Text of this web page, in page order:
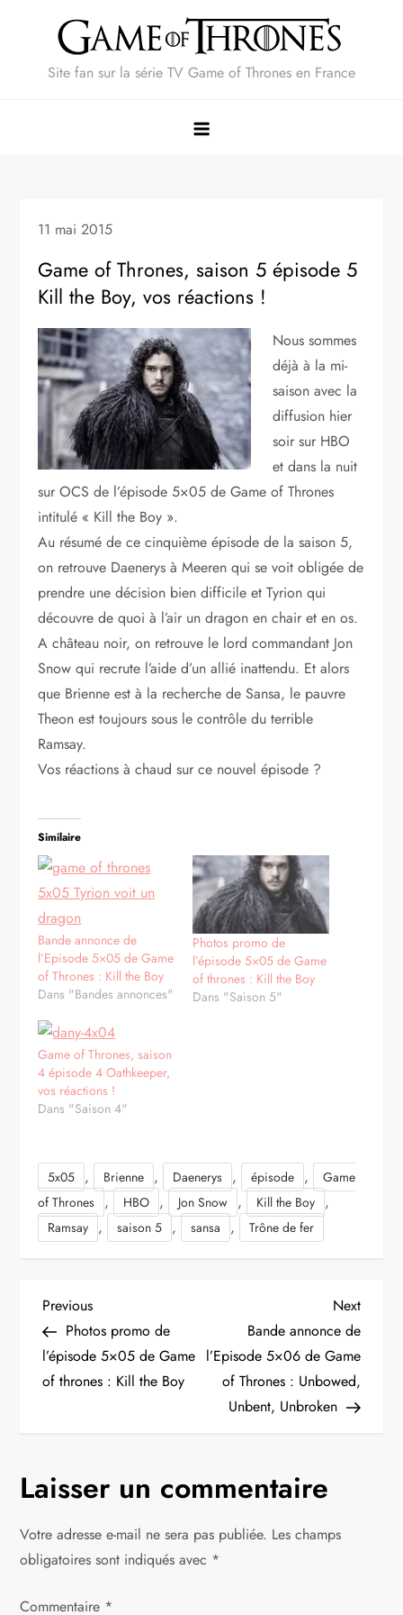
Site fan sur la série TV Game of Thrones en France
11 mai 2015
Game of Thrones, saison 5 épisode 5
Kill the Boy, vos réactions !
Nous sommes
déjà à la mi-
saison avec la
diffusion hier
soir sur HBO
et dans la nuit
sur OCS de l’épisode 5×05 de Game of Thrones
intitulé « Kill the Boy ».
Au résumé de ce cinquième épisode de la saison 5,
on retrouve Daenerys à Meeren qui se voit obligée de
prendre une décision bien difficile et Tyrion qui
découvre de quoi à l’air un dragon en chair et en os.
A château noir, on retrouve le lord commandant Jon
Snow qui recrute l’aide d’un allié inattendu. Et alors
que Brienne est à la recherche de Sansa, le pauvre
Theon est toujours sous le contrôle du terrible
Ramsay.
Vos réactions à chaud sur ce nouvel épisode ?
Similaire
Bande annonce de
l’Episode 5×05 de Game
of Thrones : Kill the Boy
Dans "Bandes annonces"
Photos promo de
l’épisode 5×05 de Game
of thrones : Kill the Boy
Dans "Saison 5"
Game of Thrones, saison
4 épisode 4 Oathkeeper,
vos réactions !
Dans "Saison 4"
5x05 , Brienne , Daenerys , épisode ,
Game
of Thrones , HBO , Jon Snow , Kill the Boy ,
Ramsay , saison 5 , sansa , Trône de fer
N
a
v
g
a
t
Previous
Post
Previous
Photos promo de
l’épisode 5×05 de Game
of thrones : Kill the Boy
Next
Post
Next
Bande annonce de
l’Episode 5×06 de Game
of Thrones : Unbowed,
Unbent, Unbroken
Laisser un commentaire
Votre adresse e-mail ne sera pas publiée. Les champs
obligatoires sont indiqués avec *
Commentaire *